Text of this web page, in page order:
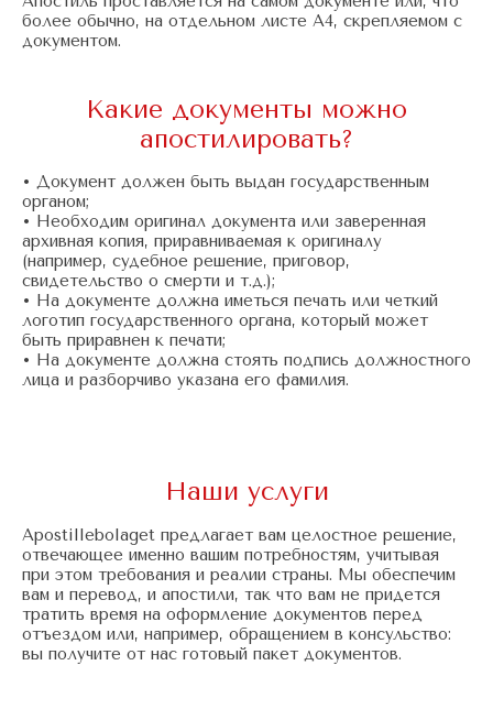
более обычно, на отдельном листе А4, скрепляемом с
документом.
Какие документы можно
апостилировать?
• Документ должен быть выдан государственным
органом;
• Необходим оригинал документа или заверенная
архивная копия, приравниваемая к оригиналу
(например, судебное решение, приговор,
свидетельство о смерти и т.д.);
• На документе должна иметься печать или четкий
логотип государственного органа, который может
быть приравнен к печати;
• На документе должна стоять подпись должностного
лица и разборчиво указана его фамилия.
Наши услуги
Apostillebolaget предлагает вам целостное решение,
отвечающее именно вашим потребностям, учитывая
при этом требования и реалии страны. Мы обеспечим
вам и перевод, и апостили, так что вам не придется
тратить время на оформление документов перед
отъездом или, например, обращением в консульство:
вы получите от нас готовый пакет документов.